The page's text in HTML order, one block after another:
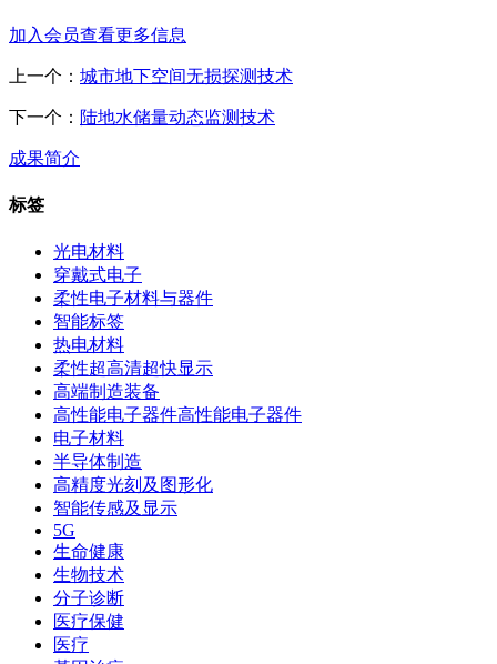
加入会员查看更多信息
上一个： 城市地下空间无损探测技术
下一个： 陆地水储量动态监测技术
成果简介
标签
光电材料
穿戴式电子
柔性电子材料与器件
智能标签
热电材料
柔性超高清超快显示
高端制造装备
高性能电子器件高性能电子器件
电子材料
半导体制造
高精度光刻及图形化
智能传感及显示
5G
生命健康
生物技术
分子诊断
医疗保健
医疗